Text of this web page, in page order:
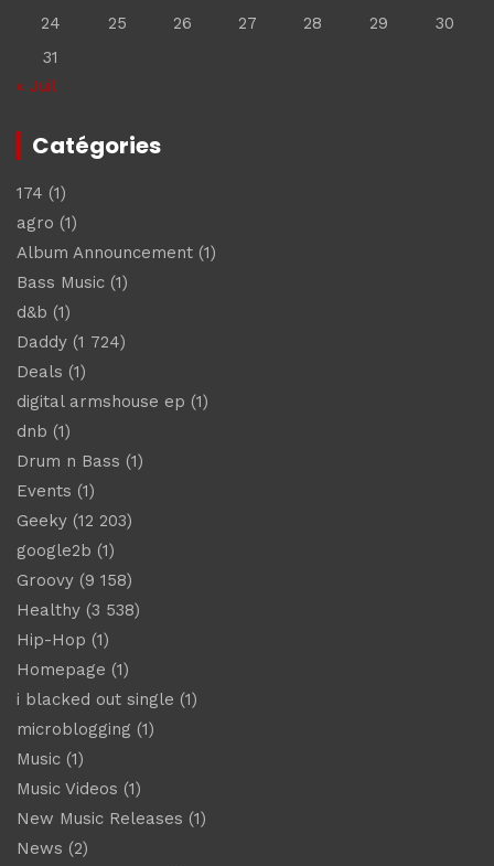
24
25 26 27 28 29
30
31
« Juil
Catégories
174 (1)
agro (1)
Album Announcement (1)
Bass Music (1)
d&b (1)
Daddy (1 724)
Deals (1)
digital armshouse ep (1)
dnb (1)
Drum n Bass (1)
Events (1)
Geeky (12 203)
google2b (1)
Groovy (9 158)
Healthy (3 538)
Hip-Hop (1)
Homepage (1)
i blacked out single (1)
microblogging (1)
Music (1)
Music Videos (1)
New Music Releases (1)
News (2)